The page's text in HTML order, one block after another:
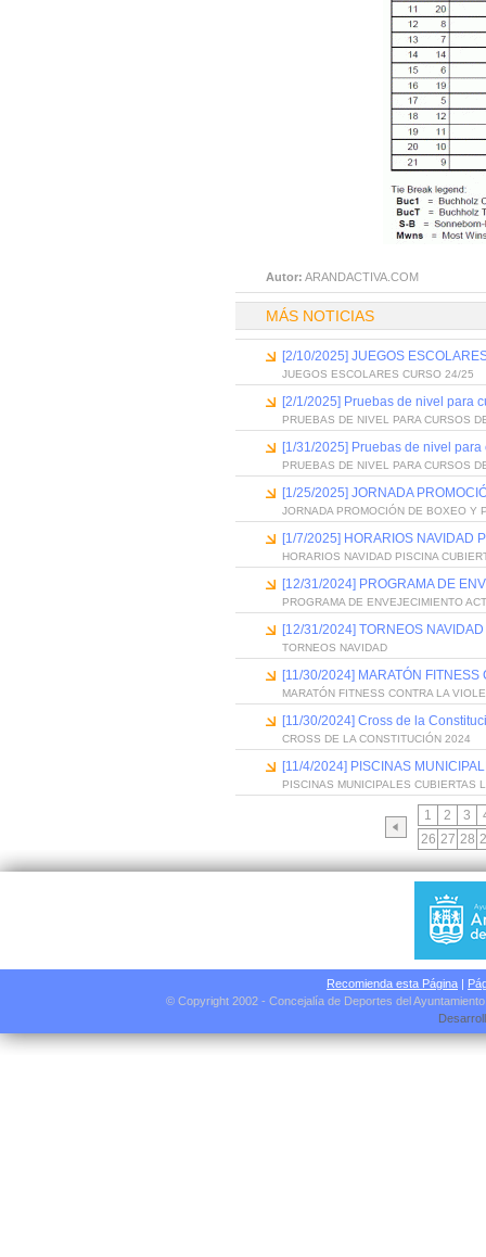
Autor: ARANDACTIVA.COM
MÁS NOTICIAS
[2/10/2025] JUEGOS
JUEGOS ESCOLARES CURSO 24/25
[2/1/2025] Pruebas de nivel para
PRUEBAS DE NIVEL PARA CURSOS
[1/31/2025] Pruebas de nivel
PRUEBAS DE NIVEL PARA CURSOS
[1/25/2025] JORNADA
JORNADA PROMOCIÓN DE BOXEO Y
[1/7/2025] HORARIOS NAVIDAD
HORARIOS NAVIDAD PISCINA
[12/31/2024] PROGRAMA DE
PROGRAMA DE ENVEJECIMIENTO
[12/31/2024] TORNEOS NAVIDAD
TORNEOS NAVIDAD
[11/30/2024] MARATÓN
MARATÓN FITNESS CONTRA LA
[11/30/2024] Cross de la
CROSS DE LA CONSTITUCIÓN 2024
[11/4/2024] PISCINAS
PISCINAS MUNICIPALES CUBIERTAS
1 2 3
26 27 28
Recomienda esta Página |
© Copyright 2002 - Concejalía de Deportes del